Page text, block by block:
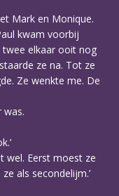
Mark en Monique.
kwam voorbij
twee elkaar ooit nog
ze na. Tot ze
Ze wenkte me. De
was.
wel. Eerst moest ze
als secondelijm.’